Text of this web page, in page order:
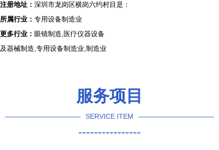
注册地址： 深圳市龙岗区横岗六约村
所属行业： 专用设备制造业
更多行业： 眼镜制造,医疗仪器设备
及器械制造,专用设备制造业,制造业
目是：
服务项目
SERVICE ITEM
----------------